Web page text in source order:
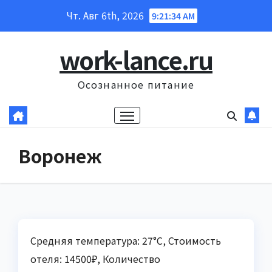
Чт. Авг 6th, 2026 9:21:34 AM
work-lance.ru
Осознанное питание
Воронеж
Средняя температура: 27°C, Стоимость
отеля: 14500₽, Количество